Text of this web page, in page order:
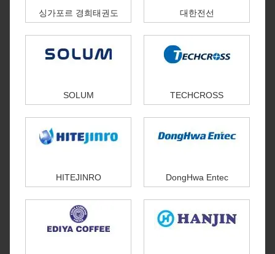
싱가포르 경희태권도 대한전선
SOLUM TECHCROSS
HITEJINRO DongHwa Entec